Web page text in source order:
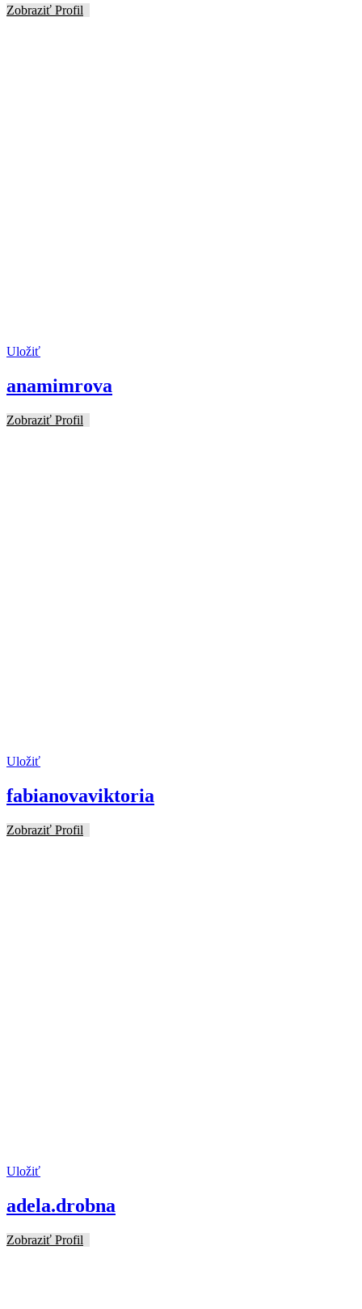
Zobraziť Profil
Uložiť
anamimrova
Zobraziť Profil
Uložiť
fabianovaviktoria
Zobraziť Profil
Uložiť
adela.drobna
Zobraziť Profil